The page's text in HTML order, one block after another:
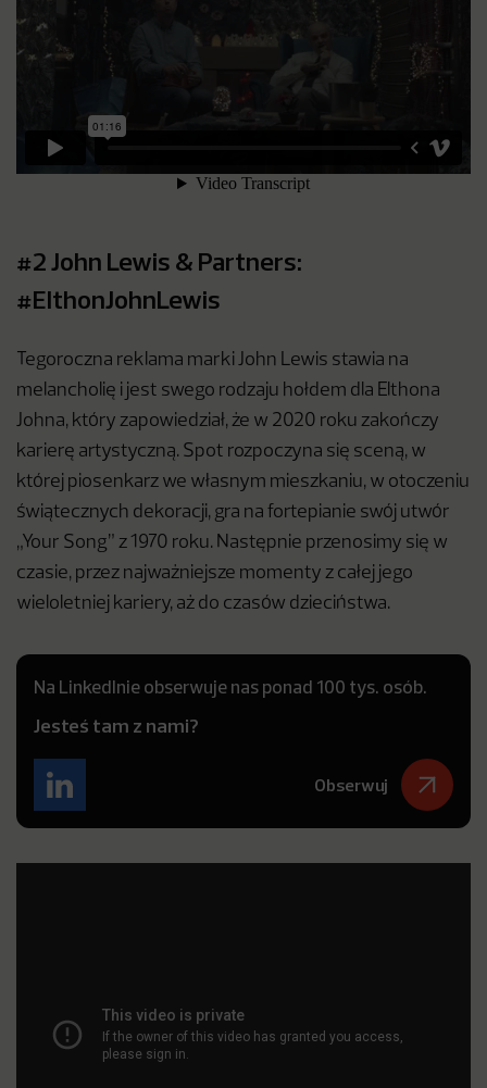
#2 John Lewis & Partners:
#ElthonJohnLewis
Tegoroczna reklama marki John Lewis stawia na
melancholię i jest swego rodzaju hołdem dla Elthona
Johna, który zapowiedział, że w 2020 roku zakończy
karierę artystyczną. Spot rozpoczyna się sceną, w
której piosenkarz we własnym mieszkaniu, w otoczeniu
świątecznych dekoracji, gra na fortepianie swój utwór
„Your Song” z 1970 roku. Następnie przenosimy się w
czasie, przez najważniejsze momenty z całej jego
wieloletniej kariery, aż do czasów dzieciństwa.
Na LinkedInie obserwuje nas ponad 100 tys. osób.
Jesteś tam z nami?
Obserwuj